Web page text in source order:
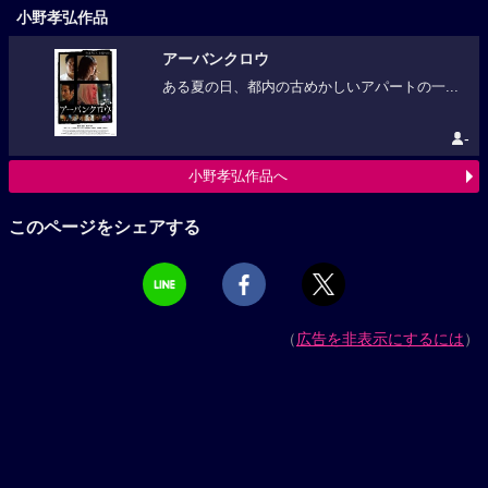
小野孝弘作品
アーバンクロウ
ある夏の日、都内の古めかしいアパートの一...
-
小野孝弘作品へ
このページをシェアする
（広告を非表示にするには）